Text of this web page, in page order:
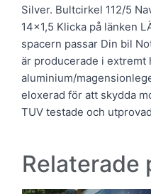
Silver. Bultcirkel 112/5
14×1,5 Klicka på länken
spacern passar Din bil
är producerade i extremt
aluminium/
eloxerad för att skydda
TUV testade och
Relaterade